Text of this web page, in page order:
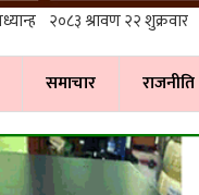
समाचार राजनीति